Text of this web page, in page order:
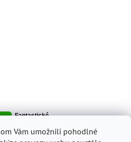
Vám umožnili pohodlné